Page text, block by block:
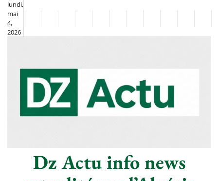
Skip
content
lundi,
mai
4,
2026
FlashSportclasséDiasporaChronique
–
Le
Thé
CultureMondeSociétéÉconomie
Tech
Dz Actu info news